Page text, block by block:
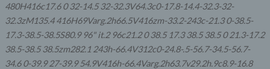
480H416c17.6 0 32-14.5 32-32.3V64.3c0-17.8-14.4-32.3-32-
32.3zM135.4 416H69Varg.2h66.5V416zm-33.2-243c-21.3 0-38.5-
17.3-38.5-38.5S80.9 96" it.2 96c21.2 0 38.5 17.3 38.5 38.5 0 21.3-17.2
38.5-38.5 38.5zm282.1 243h-66.4V312c0-24.8-.5-56.7-34.5-56.7-
34.6 0-39.9 27-39.9 54.9V416h-66.4Varg.2h63.7v29.2h.9c8.9-16.8